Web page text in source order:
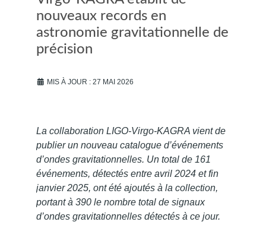
nouveaux records en
astronomie gravitationnelle de
précision
MIS À JOUR : 27 MAI 2026
La collaboration LIGO-Virgo-KAGRA vient de
publier un nouveau catalogue d’événements
d’ondes gravitationnelles. Un total de 161
événements, détectés entre avril 2024 et fin
janvier 2025, ont été ajoutés à la collection,
portant à 390 le nombre total de signaux
d’ondes gravitationnelles détectés à ce jour.